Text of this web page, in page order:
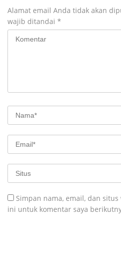
Alamat email Anda tidak akan
wajib ditandai *
Simpan nama, email, dan
ini untuk komentar saya